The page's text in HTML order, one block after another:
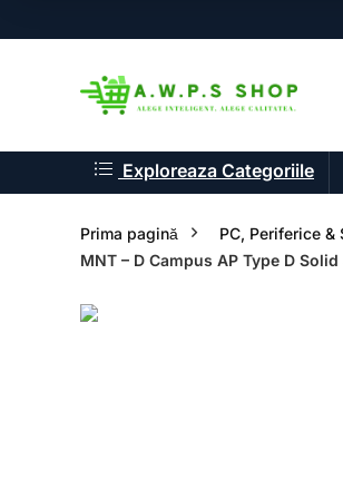
Exploreaza Categoriile
Prima pagină PC, Periferice &
MNT – D Campus AP Type D